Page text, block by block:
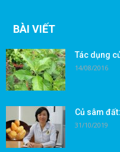
BÀI VIẾT
Tác dụng
14/08/2016
Củ sâm
31/10/2019